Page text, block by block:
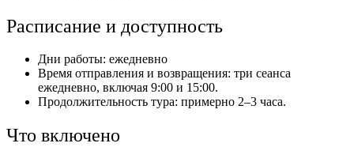
Расписание и доступность
Дни работы: ежедневно
Время отправления и возвращения: три сеанса
ежедневно, включая 9:00 и 15:00.
Продолжительность тура: примерно 2–3 часа.
Что включено